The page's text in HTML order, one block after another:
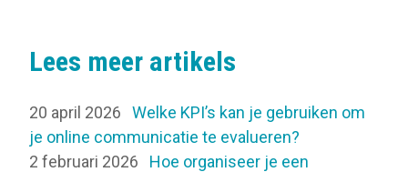
Lees meer artikels
20 april 2026
Welke KPI’s kan je gebruiken om
je online communicatie te evalueren?
2 februari 2026
Hoe organiseer je een